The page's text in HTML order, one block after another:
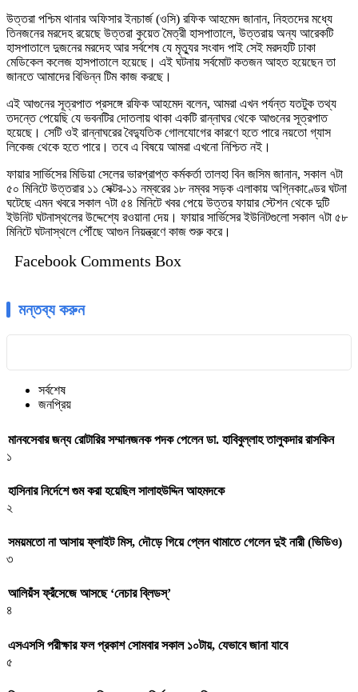
উত্তরা পশ্চিম থানার অফিসার ইনচার্জ (ওসি) রফিক আহমেদ জানান, নিহতদের মধ্যে
তিনজনের মরদেহ রয়েছে উত্তরা কুয়েত মৈত্রী হাসপাতালে, উত্তরায় অন্য আরেকটি
হাসপাতালে দুজনের মরদেহ আর সর্বশেষ যে মৃত্যুর সংবাদ পাই সেই মরদহটি ঢাকা
মেডিকেল কলেজ হাসপাতালে হয়েছে। এই ঘটনায় সর্বমোট কতজন আহত হয়েছেন তা
জানতে আমাদের বিভিন্ন টিম কাজ করছে।
এই আগুনের সূত্রপাত প্রসঙ্গে রফিক আহমেদ বলেন, আমরা এখন পর্যন্ত যতটুক তথ্য
তদন্তে পেয়েছি যে ভবনটির দোতলায় থাকা একটি রান্নাঘর থেকে আগুনের সূত্রপাত
হয়েছে। সেটি ওই রান্নাঘরের বৈদ্যুতিক গোলযোগের কারণে হতে পারে নয়তো গ্যাস
লিকেজ থেকে হতে পারে। তবে এ বিষয়ে আমরা এখনো নিশ্চিত নই।
ফায়ার সার্ভিসের মিডিয়া সেলের ভারপ্রাপ্ত কর্মকর্তা তালহা বিন জসিম জানান, সকাল ৭টা
৫০ মিনিটে উত্তরার ১১ সেক্টর-১১ নম্বরের ১৮ নম্বর সড়ক এলাকায় অগ্নিকাণ্ডের ঘটনা
ঘটেছে এমন খবরে সকাল ৭টা ৫৪ মিনিটে খবর পেয়ে উত্তর ফায়ার স্টেশন থেকে দুটি
ইউনিট ঘটনাস্থলের উদ্দেশ্যে রওয়ানা দেয়। ফায়ার সার্ভিসের ইউনিটগুলো সকাল ৭টা ৫৮
মিনিটে ঘটনাস্থলে পৌঁছে আগুন নিয়ন্ত্রণে কাজ শুরু করে।
Facebook Comments Box
মন্তব্য করুন
সর্বশেষ
জনপ্রিয়
মানবসেবার জন্য রোটারির সম্মানজনক পদক পেলেন ডা. হাবিবুল্লাহ তালুকদার রাসকিন
১
হাসিনার নির্দেশে গুম করা হয়েছিল সালাহউদ্দিন আহমদকে
২
সময়মতো না আসায় ফ্লাইট মিস, দৌড়ে গিয়ে প্লেন থামাতে গেলেন দুই নারী (ভিডিও)
৩
আলিয়ঁস ফ্রঁসেজে আসছে ‘নেচার ব্লিডস্’
৪
এসএসসি পরীক্ষার ফল প্রকাশ সোমবার সকাল ১০টায়, যেভাবে জানা যাবে
৫